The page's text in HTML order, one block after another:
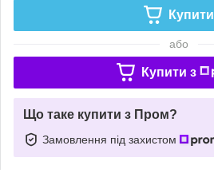
Купити
або
Купити з
Що таке купити з Пром?
Замовлення під захистом